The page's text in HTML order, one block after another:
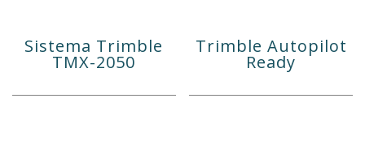
Sistema Trimble
TMX-2050
Trimble Autopilot
Ready